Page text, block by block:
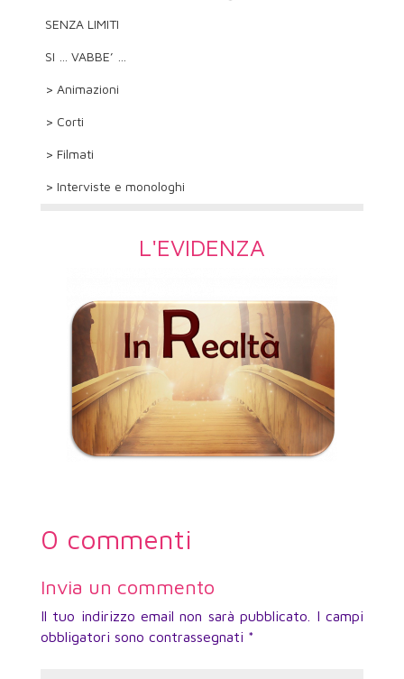
SENZA LIMITI
SI … VABBE’ …
> Animazioni
> Corti
> Filmati
> Interviste e monologhi
L'EVIDENZA
0 commenti
Invia un commento
Il tuo indirizzo email non sarà pubblicato.
I campi
obbligatori sono contrassegnati *